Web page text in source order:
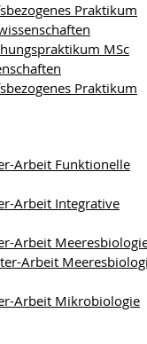
Praktikum
MSc
Praktikum
Arbeit Funktionelle
Arbeit Integrative
Arbeit
Arbeit
Arbeit Mikrobiologie